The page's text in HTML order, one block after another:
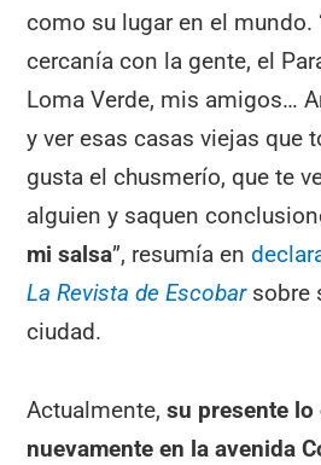
como su lugar en el mundo.
cercanía con la gente, el
Loma Verde, mis amigos…
y ver esas casas viejas que
gusta el chusmerío, que te
alguien y saquen
mi salsa”, resumía en
La Revista de Escobar sobre
ciudad.
Actualmente,su presente lo
nuevamente en la avenida